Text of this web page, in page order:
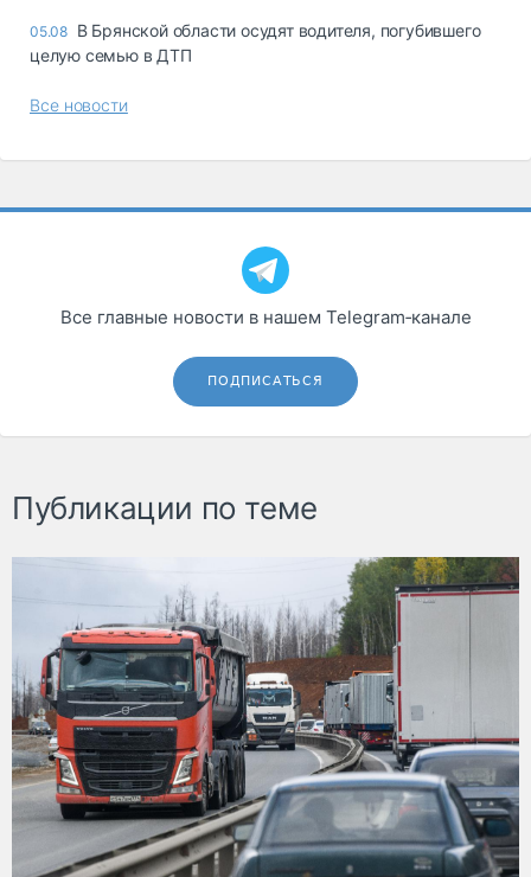
05.08 В Брянской области осудят водителя, погубившего
целую семью в ДТП
Все новости
Все главные новости в нашем Telegram‑канале
ПОДПИСАТЬСЯ
Публикации по теме